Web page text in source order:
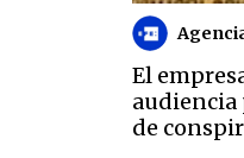
El
audiencia
de